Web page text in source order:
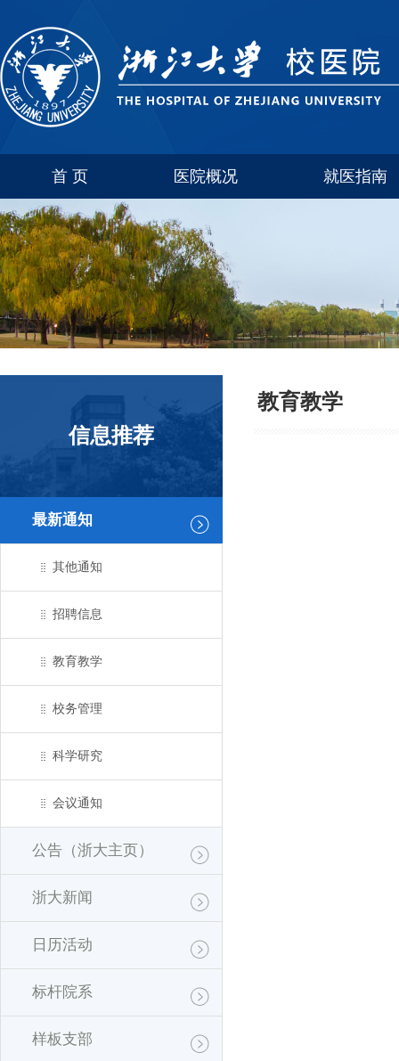
首 页 医院概况
联系方式
科室简介
就医指南
华家池
信息推荐
最新通知
其他通知
招聘信息
教育教学
校务管理
科学研究
会议通知
公告（浙大主页）
浙大新闻
日历活动
标杆院系
样板支部
教育教学